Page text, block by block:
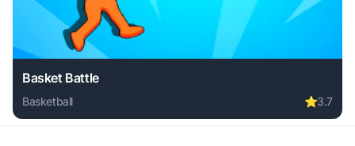
Basket Battle
Basketball ⭐3.7
Play Basket Battle online free. basketball game, no